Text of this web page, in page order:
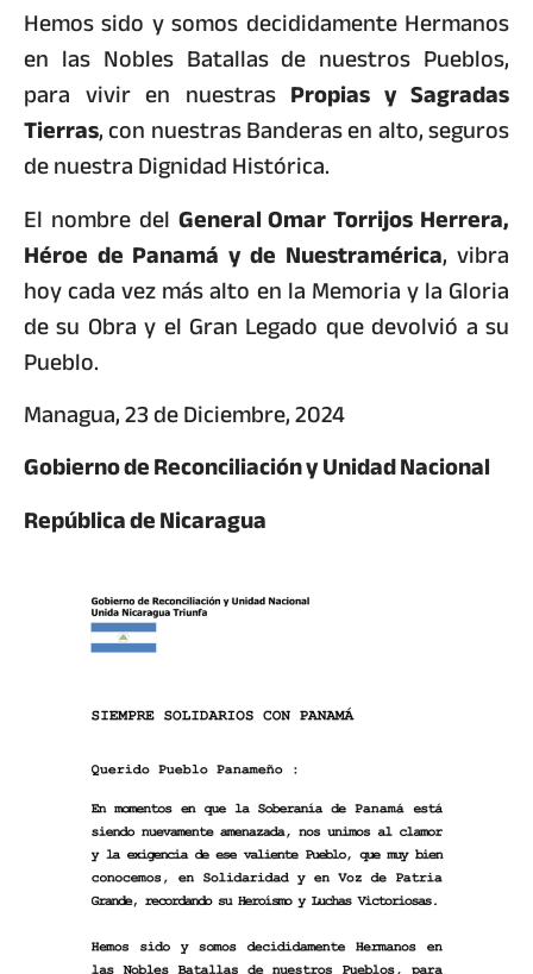
Hemos sido y somos decididamente Hermanos
en las Nobles Batallas de nuestros Pueblos,
para vivir en nuestras Propias y Sagradas
Tierras, con nuestras Banderas en alto, seguros
de nuestra Dignidad Histórica.
El nombre del General Omar Torrijos Herrera,
Héroe de Panamá y de Nuestramérica, vibra
hoy cada vez más alto en la Memoria y la Gloria
de su Obra y el Gran Legado que devolvió a su
Pueblo.
Managua, 23 de Diciembre, 2024
Gobierno de Reconciliación y Unidad Nacional
República de Nicaragua